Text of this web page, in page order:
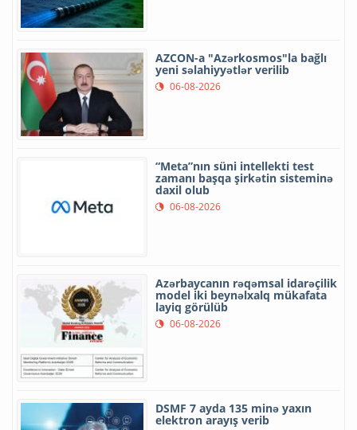
AZCON-a "Azərkosmos"la bağlı
yeni səlahiyyətlər verilib
06-08-2026
“Meta”nın süni intellekti test
zamanı başqa şirkətin sisteminə
daxil olub
06-08-2026
Azərbaycanın rəqəmsal idarəçilik
model iki beynəlxalq mükafata
layiq görülüb
06-08-2026
DSMF 7 ayda 135 minə yaxın
elektron arayış verib